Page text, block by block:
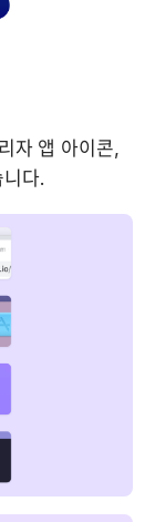
자 앱 아이콘,
다.